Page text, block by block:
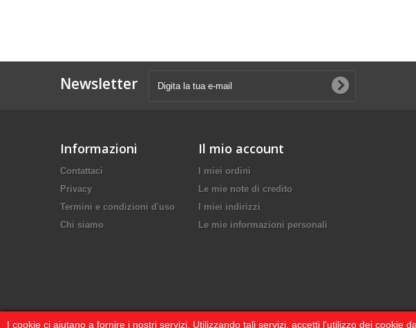
Newsletter
Informazioni
Contattaci
Privacy
Termini e condizioni d'uso
Chi siamo
Il mio account
I miei ordini
Le mie note di credito
I miei indirizzi
Le mie informazioni personali
I cookie ci aiutano a fornire i nostri servizi. Utilizzando tali servizi, accetti l’utilizzo dei cookie